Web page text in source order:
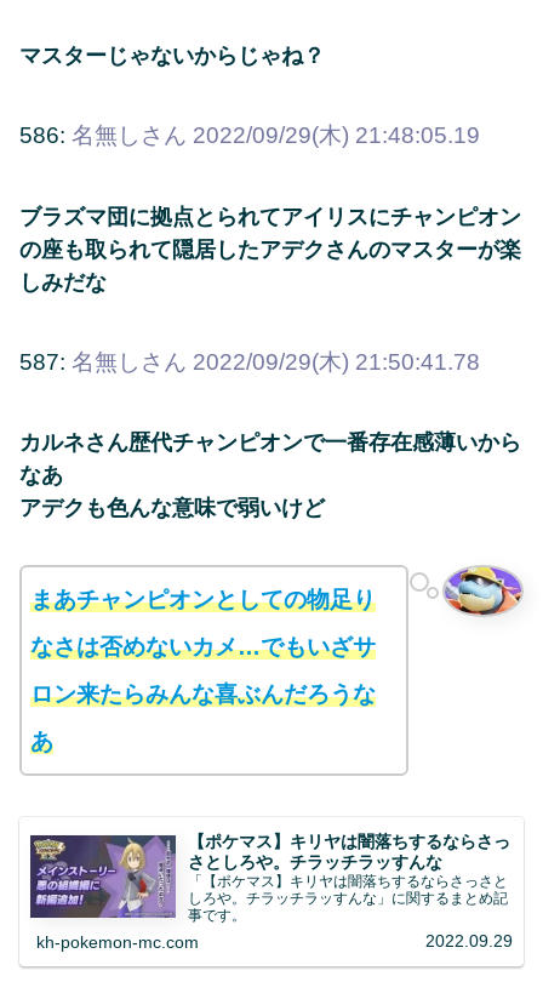
マスターじゃないからじゃね？
586: 名無しさん 2022/09/29(木) 21:48:05.19
ブラズマ団に拠点とられてアイリスにチャンピオン
の座も取られて隠居したアデクさんのマスターが楽
しみだな
587: 名無しさん 2022/09/29(木) 21:50:41.78
カルネさん歴代チャンピオンで一番存在感薄いから
なあ
アデクも色んな意味で弱いけど
まあチャンピオンとしての物足り
なさは否めないカメ…でもいざサ
ロン来たらみんな喜ぶんだろうな
あ
【ポケマス】キリヤは闇落ちするならさっ
さとしろや。チラッチラッすんな
「【ポケマス】キリヤは闇落ちするならさっさと
しろや。チラッチラッすんな」に関するまとめ記
事です。
kh-pokemon-mc.com 2022.09.29